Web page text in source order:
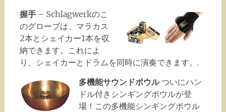
握手– Schlagwerkのこ
のグローブは、マラカス
2本とシェイカー1本を収
納できます。これによ
り、シェイカーとドラムを同時に演奏できます。.
多機能サウンドボウルついにハン
ドル付きシンギングボウルが登
場！この多機能シンギングボウル